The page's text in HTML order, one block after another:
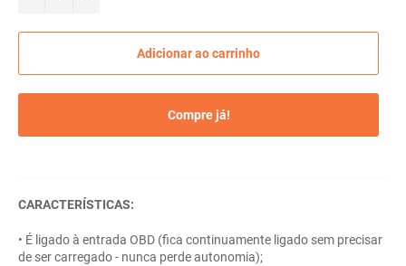
Adicionar ao carrinho
Compre já!
CARACTERÍSTICAS:
• É ligado à entrada OBD (fica continuamente ligado sem precisar
de ser carregado - nunca perde autonomia);